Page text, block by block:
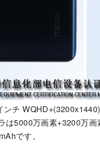
チ WQHD+(3200x1440)
は5000万画素+3200万画
です。